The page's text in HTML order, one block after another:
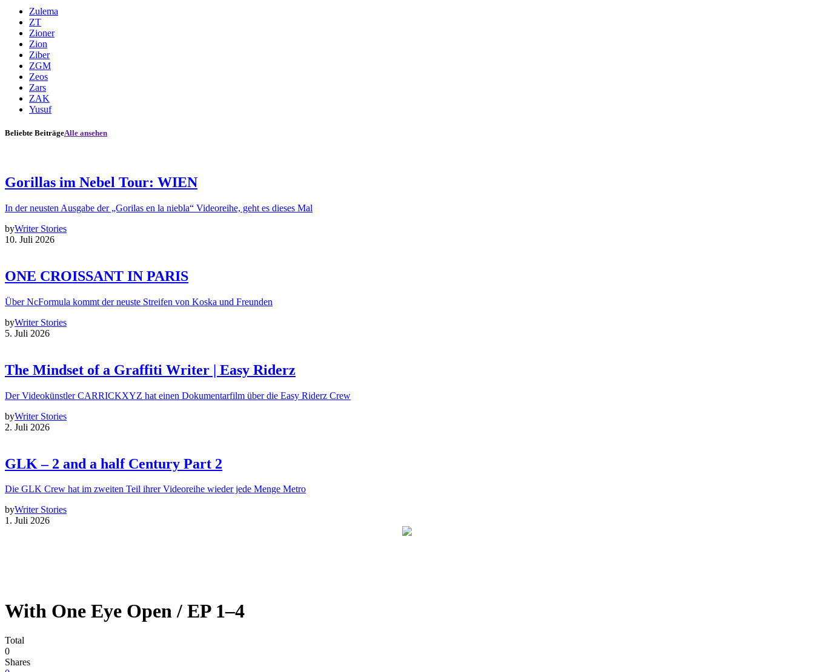
Zulema
ZT
Zioner
Zion
Ziber
ZGM
Zeos
Zars
ZAK
Yusuf
Beliebte BeiträgeAlle ansehen
Gorillas im Nebel Tour: WIEN
In der neusten Ausgabe der „Gorilas en la niebla“ Videoreihe, geht es dieses Mal
byWriter Stories
10. Juli 2026
ONE CROISSANT IN PARIS
Über NcFormula kommt der neuste Streifen von Koska und Freunden
byWriter Stories
5. Juli 2026
The Mindset of a Graffiti Writer | Easy Riderz
Der Videokünstler CARRICKXYZ hat einen Dokumentarfilm über die Easy Riderz Crew
byWriter Stories
2. Juli 2026
GLK – 2 and a half Century Part 2
Die GLK Crew hat im zweiten Teil ihrer Videoreihe wieder jede Menge Metro
byWriter Stories
1. Juli 2026
With One Eye Open / EP 1–4
Total
0
Shares